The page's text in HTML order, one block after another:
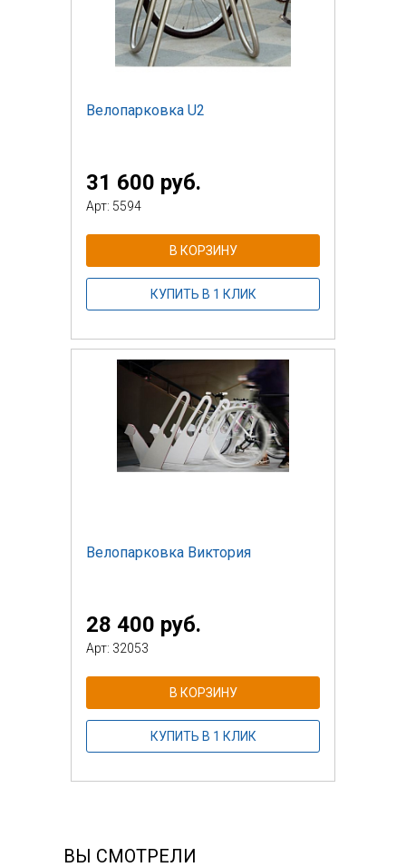
Велопарковка U2
31 600 руб.
Арт: 5594
В КОРЗИНУ
КУПИТЬ В 1 КЛИК
Велопарковка Виктория
28 400 руб.
Арт: 32053
В КОРЗИНУ
КУПИТЬ В 1 КЛИК
ВЫ СМОТРЕЛИ